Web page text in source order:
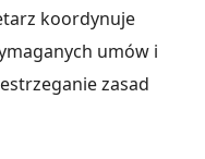
koordynuje
umów i
zasad